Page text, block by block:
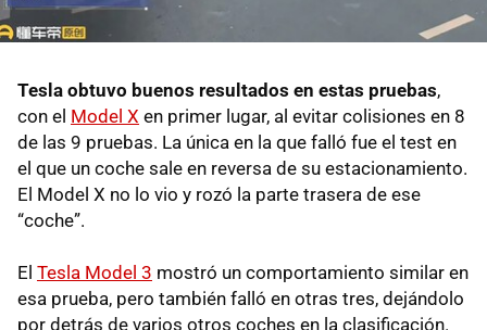
Tesla obtuvo buenos resultados en estas pruebas,
con el Model X en primer lugar, al evitar colisiones en 8
de las 9 pruebas. La única en la que falló fue el test en
el que un coche sale en reversa de su estacionamiento.
El Model X no lo vio y rozó la parte trasera de ese
“coche”.
El Tesla Model 3 mostró un comportamiento similar en
esa prueba, pero también falló en otras tres, dejándolo
por detrás de varios otros coches en la clasificación.